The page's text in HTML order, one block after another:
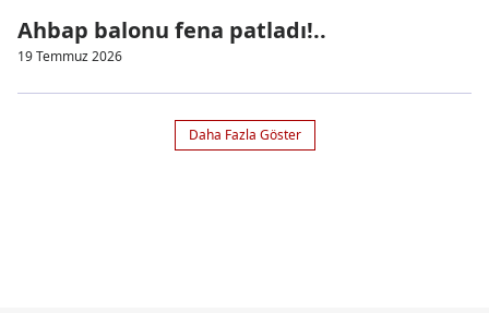
Ahbap balonu fena patladı!..
19 Temmuz 2026
Daha Fazla Göster